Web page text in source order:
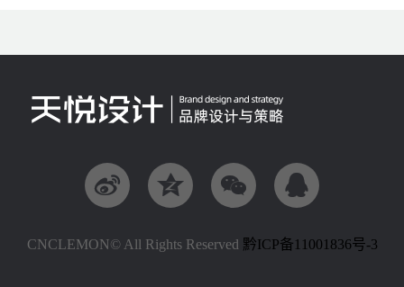
   
CNCLEMON© All Rights Reserved 黔ICP备11001836号-3